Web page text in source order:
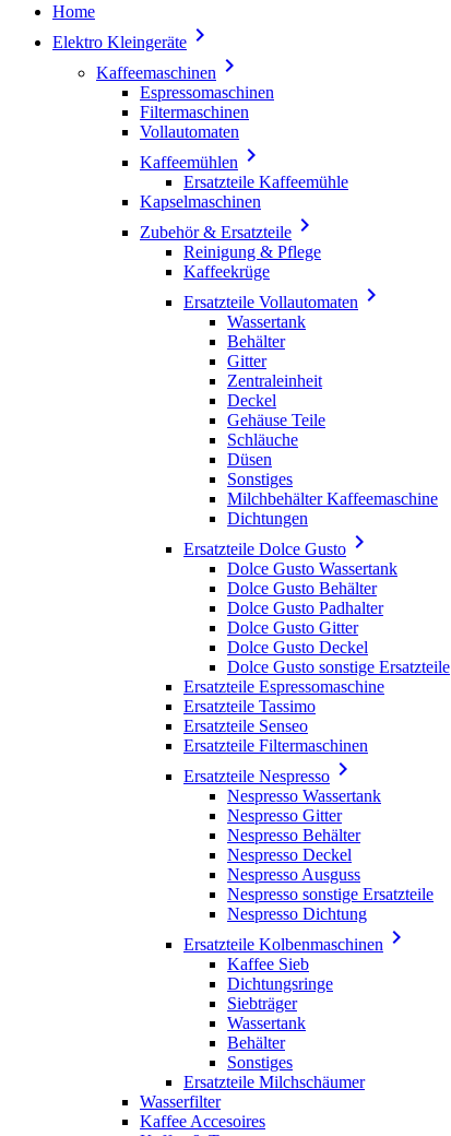
Home
Elektro Kleingeräte 
Kaffeemaschinen 
Espressomaschinen
Filtermaschinen
Vollautomaten
Kaffeemühlen 
Ersatzteile Kaffeemühle
Kapselmaschinen
Zubehör & Ersatzteile 
Reinigung & Pflege
Kaffeekrüge
Ersatzteile Vollautomaten 
Wassertank
Behälter
Gitter
Zentraleinheit
Deckel
Gehäuse Teile
Schläuche
Düsen
Sonstiges
Milchbehälter Kaffeemaschine
Dichtungen
Ersatzteile Dolce Gusto 
Dolce Gusto Wassertank
Dolce Gusto Behälter
Dolce Gusto Padhalter
Dolce Gusto Gitter
Dolce Gusto Deckel
Dolce Gusto sonstige Ersatzteile
Ersatzteile Espressomaschine
Ersatzteile Tassimo
Ersatzteile Senseo
Ersatzteile Filtermaschinen
Ersatzteile Nespresso 
Nespresso Wassertank
Nespresso Gitter
Nespresso Behälter
Nespresso Deckel
Nespresso Ausguss
Nespresso sonstige Ersatzteile
Nespresso Dichtung
Ersatzteile Kolbenmaschinen 
Kaffee Sieb
Dichtungsringe
Siebträger
Wassertank
Behälter
Sonstiges
Ersatzteile Milchschäumer
Wasserfilter
Kaffee Accesoires